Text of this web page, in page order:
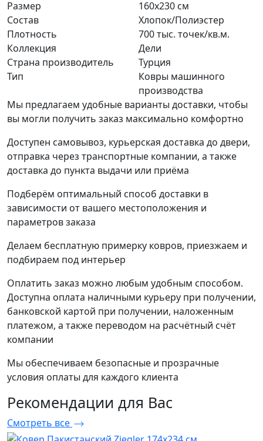
Размер
160х230 см
Состав
Хлопок/Полиэстер
Плотность
700 тыс. точек/кв.м.
Коллекция
Дели
Страна производитель
Турция
Тип
Ковры машинного
производства
Мы предлагаем удобные варианты доставки, чтобы
вы могли получить заказ максимально комфортно
Доступен самовывоз, курьерская доставка до двери,
отправка через транспортные компании, а также
доставка до пункта выдачи или приёма
Подберём оптимальный способ доставки в
зависимости от вашего местоположения и
параметров заказа
Делаем бесплатную примерку ковров, приезжаем и
подбираем под интерьер
Оплатить заказ можно любым удобным способом.
Доступна оплата наличными курьеру при получении,
банковской картой при получении, наложенным
платежом, а также переводом на расчётный счёт
компании
Мы обеспечиваем безопасные и прозрачные
условия оплаты для каждого клиента
Рекомендации для Вас
Смотреть все